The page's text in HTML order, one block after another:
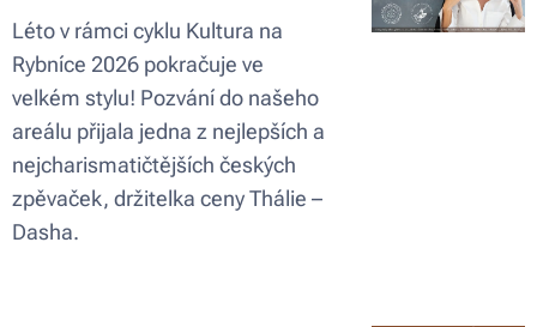
Léto v rámci cyklu Kultura na
Rybníce 2026 pokračuje ve
velkém stylu! Pozvání do našeho
areálu přijala jedna z nejlepších a
nejcharismatičtějších českých
zpěvaček, držitelka ceny Thálie –
Dasha.